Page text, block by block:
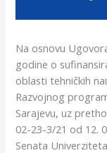
Na osnovu
godine o
oblasti tehničkih
Razvojnog
Sarajevu, uz
02-23-3/21 od 12.
Senata